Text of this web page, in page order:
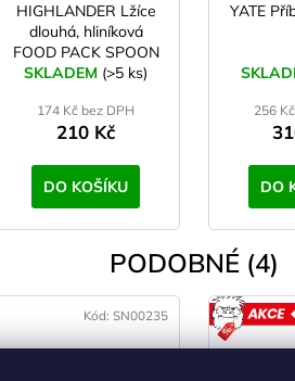
HIGHLANDER Lžíce
dlouhá, hliníková
FOOD PACK SPOON
SKLADEM (>5 ks)
174 Kč bez DPH
210 Kč
DO KOŠÍKU
YATE
256
DO
PODOBNÉ (4)
Kód: SN00235